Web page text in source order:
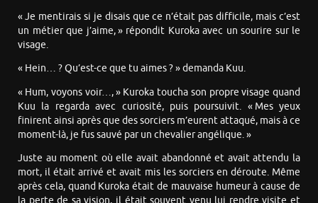
« Je mentirais si je disais que ce n’était pas difficile, mais c’est
un métier que j’aime, » répondit Kuroka avec un sourire sur le
visage.
« Hein… ? Qu’est-ce que tu aimes ? » demanda Kuu.
« Hum, voyons voir…, » Kuroka toucha son propre visage quand
Kuu la regarda avec curiosité, puis poursuivit. « Mes yeux
finirent ainsi après que des sorciers m’eurent attaqué, mais à ce
moment-là, je fus sauvé par un chevalier angélique. »
Juste au moment où elle avait abandonné et avait attendu la
mort, il était arrivé et avait mis les sorciers en déroute. Même
après cela, quand Kuroka était de mauvaise humeur à cause de